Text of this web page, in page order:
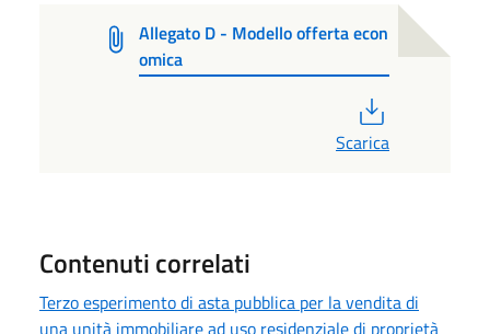
Allegato D - Modello offerta econ
omica
Scarica
Contenuti correlati
Terzo esperimento di asta pubblica per la vendita di
una unità immobiliare ad uso residenziale di proprietà